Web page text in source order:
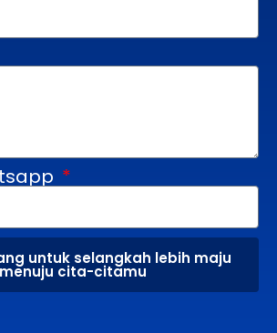
untuk selangkah lebih maju
menuju cita-citamu